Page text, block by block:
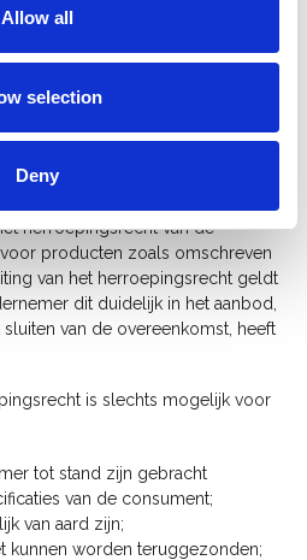
Allow all
selection
Deny
terugbetalen. Hierbij is wel de
of sluitend bewijs van complete
kan worden.
herroepingsrecht van de
producten zoals omschreven
van het herroepingsrecht geldt
dit duidelijk in het aanbod,
van de overeenkomst, heeft
is slechts mogelijk voor
tot stand zijn gebracht
van de consument;
van aard zijn;
kunnen worden teruggezonden;